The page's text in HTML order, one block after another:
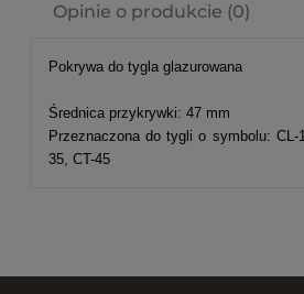
Opinie o produkcie (0)
Pokrywa do tygla glazurowana
Średnica przykrywki: 47 mm
Przeznaczona do tygli o symbolu: CL-
35, CT-45